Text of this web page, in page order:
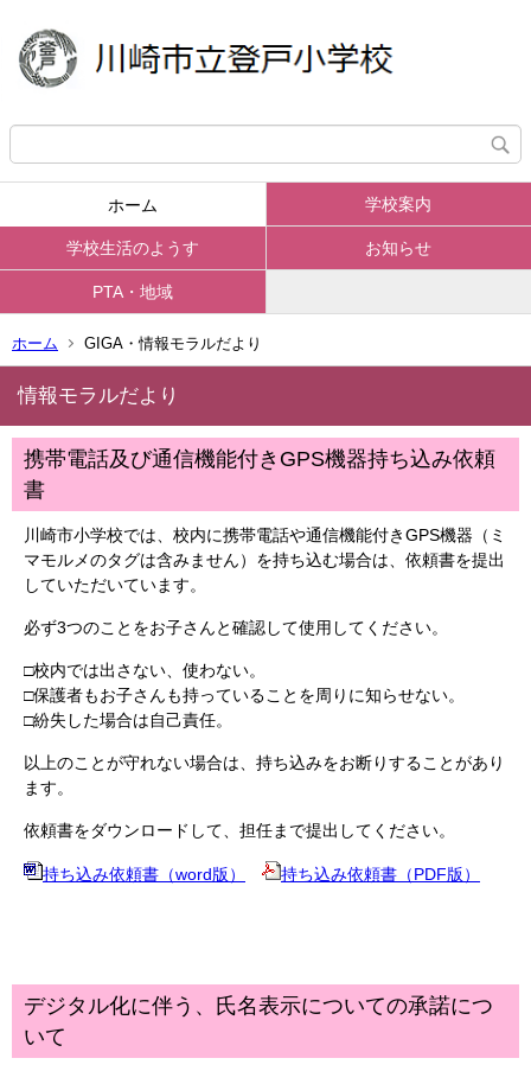
ホーム 学校案内
学校生活のようす お知らせ
PTA・地域
ホーム GIGA・情報モラルだより
情報モラルだより
携帯電話及び通信機能付きGPS機器持ち込み依頼
書
川崎市小学校では、校内に携帯電話や通信機能付きGPS機器（ミ
マモルメのタグは含みません）を持ち込む場合は、依頼書を提出
していただいています。
必ず3つのことをお子さんと確認して使用してください。
□校内では出さない、使わない。
□保護者もお子さんも持っていることを周りに知らせない。
□紛失した場合は自己責任。
以上のことが守れない場合は、持ち込みをお断りすることがあり
ます。
依頼書をダウンロードして、担任まで提出してください。
持ち込み依頼書（word版） 持ち込み依頼書（PDF版）
デジタル化に伴う、氏名表示についての承諾につ
いて